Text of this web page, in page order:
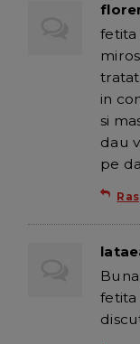
fetita
in
si
dau
pe
fetita